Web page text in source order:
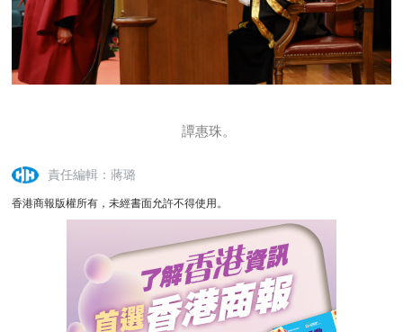
譚惠珠。
責任編輯：蔣璐
香港商報版權所有，未經書面允許不得使用。